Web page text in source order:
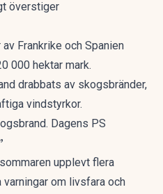
överstiger
Frankrike och Spanien
000 hektar mark.
drabbats av skogsbränder,
vindstyrkor.
Dagens PS
upplevt flera
om livsfara och